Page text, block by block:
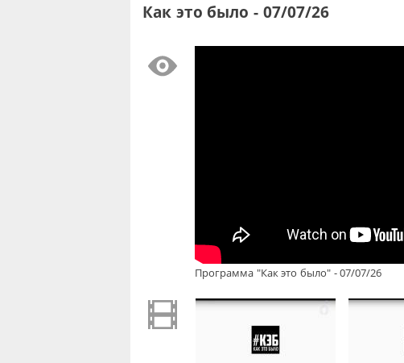
Как это было - 07/07/26
Программа "Как это было" - 07/07/26